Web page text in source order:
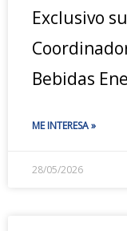
Exclusivo
Bebidas
ME INTERESA »
28/05/2026